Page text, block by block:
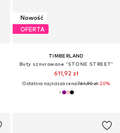
Nowość
OFERTA
TIMBERLAND
Buty sznurowane 'STONE STREET'
611,92 zł
Ostatnia najniższa cena:764,90 zł-20%